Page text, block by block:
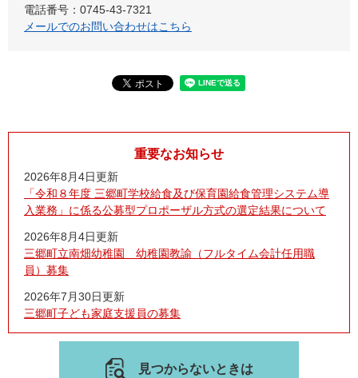
電話番号：0745-43-7321
メールでのお問い合わせはこちら
重要なお知らせ
2026年8月4日更新
「令和８年度 三郷町学校給食及び保育園給食管理システム導
入業務」に係る公募型プロポーザル方式の選定結果について
2026年8月4日更新
三郷町立南畑幼稚園 幼稚園教諭（フルタイム会計任用職
員）募集
2026年7月30日更新
三郷町子ども家庭支援員の募集
見つからないときは